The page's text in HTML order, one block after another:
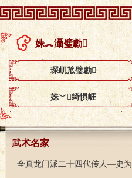
姝︽灄璧勮
琛屼笟璧勮
姝﹀绮惧崕
武术名家
· 全真龙门派二十四代传人—史为